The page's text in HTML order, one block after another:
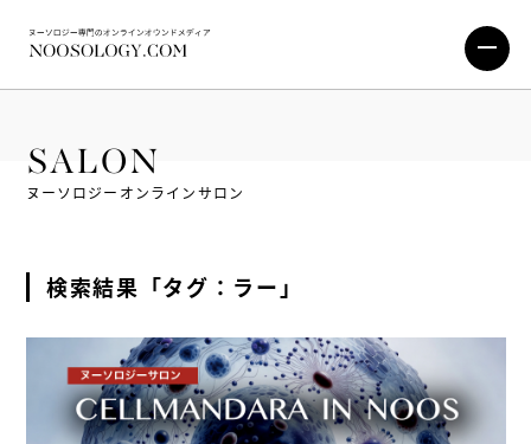
SALON
ヌーソロジーオンラインサロン
検索結果「タグ：ラー」